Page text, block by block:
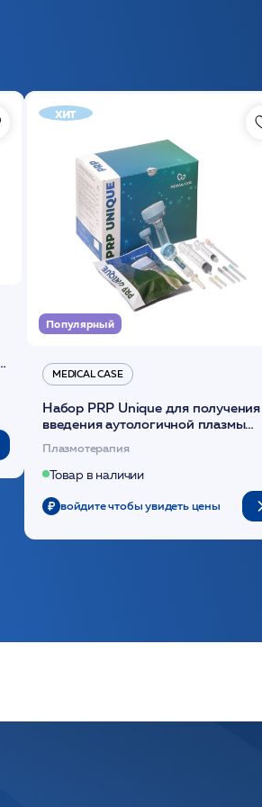
хит
Популярный
MEDICAL CASE
Набор PRP Unique для
введения аутологичной плазмы
Плазмотерапия
Товар в наличии
войдите чтобы увидеть цены